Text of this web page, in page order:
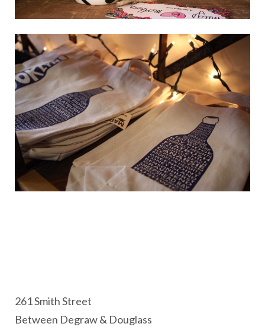
261 Smith Street
Between Degraw & Douglass